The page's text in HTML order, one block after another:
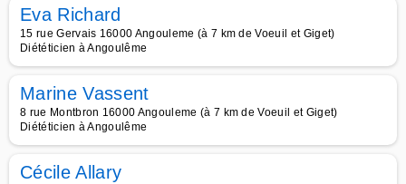
Eva Richard
15 rue Gervais 16000 Angouleme (à 7 km de Voeuil et Giget)
Diététicien à Angoulême
Marine Vassent
8 rue Montbron 16000 Angouleme (à 7 km de Voeuil et Giget)
Diététicien à Angoulême
Cécile Allary